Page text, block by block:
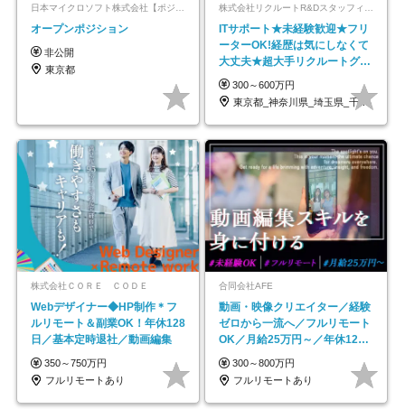
オープンポジション
非公開
東京都
ITサポート★未経験歓迎★フリ
ーターOK!経歴は気にしなくて
大丈夫★超大手リクルートグル
ープの正社員/sg
300～600万円
東京都_神奈川県_埼玉県_千葉県_大阪府…
株式会社ＣＯＲＥ ＣＯＤＥ
Webデザイナー◆HP制作＊フ
ルリモート＆副業OK！年休128
日／基本定時退社／動画編集
350～750万円
フルリモートあり
合同会社AFE
動画・映像クリエイター／経験
ゼロから一流へ／フルリモート
OK／月給25万円～／年休125
日以上
300～800万円
フルリモートあり